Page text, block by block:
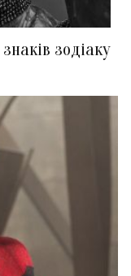
зодіаку